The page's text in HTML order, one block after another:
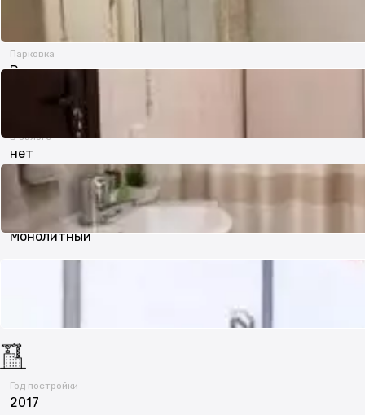
Парковка
Рядом охраняемая стоянка
В залоге
нет
Монолитный
Год постройки
2017